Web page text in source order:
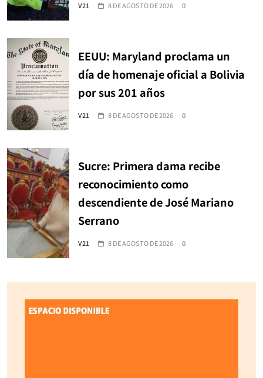
V21 8 DE AGOSTO DE 2026 0
EEUU: Maryland proclama un
día de homenaje oficial a Bolivia
por sus 201 años
V21 8 DE AGOSTO DE 2026 0
Sucre: Primera dama recibe
reconocimiento como
descendiente de José Mariano
Serrano
V21 8 DE AGOSTO DE 2026 0